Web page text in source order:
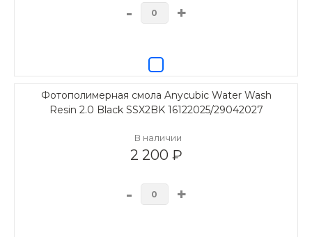
- +
Фотополимерная смола Anycubic Water Wash
Resin 2.0 Black SSX2BK 16122025/29042027
В наличии
2 200 ₽
- +